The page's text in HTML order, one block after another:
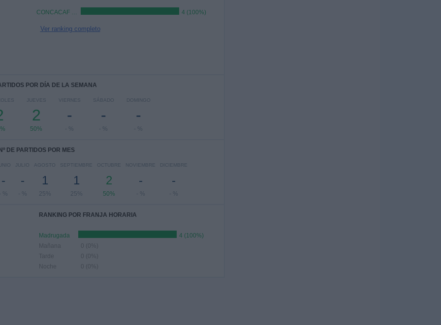
CONCACAF Women's Champions Cup 4 (100%)
Ver ranking completo
POR DÍA DE LA SEMANA
JUEVES
2
50%
VIERNES
-
- %
SÁBADO
-
- %
DOMINGO
-
- %
Nº DE PARTIDOS POR MES
-
- %
JULIO
-
- %
AGOSTO
1
25%
SEPTIEMBRE
1
25%
OCTUBRE
2
50%
NOVIEMBRE
-
- %
DICIEMBRE
-
- %
RANKING POR FRANJA HORARIA
Madrugada
4 (100%)
Mañana
0 (0%)
Tarde
0 (0%)
Noche
0 (0%)